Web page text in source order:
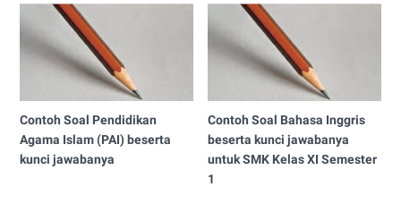
Contoh Soal Pendidikan
Agama Islam (PAI) beserta
kunci jawabanya
Contoh Soal Bahasa Inggris
beserta kunci jawabanya
untuk SMK Kelas XI Semester
1